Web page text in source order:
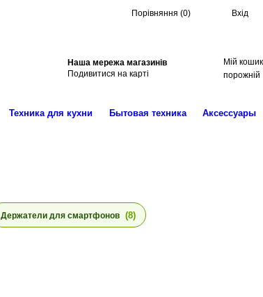
Порівняння (0) Вхід
Наша мережа магазинів
Подивитися на карті
Мій кошик
порожній
Техника для кухни Бытовая техника Аксессуары
Держатели для смартфонов (8)